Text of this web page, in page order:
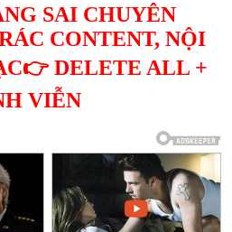
SAI CHUYÊN
CONTENT, NỘI
DELETE ALL +
VIỄN